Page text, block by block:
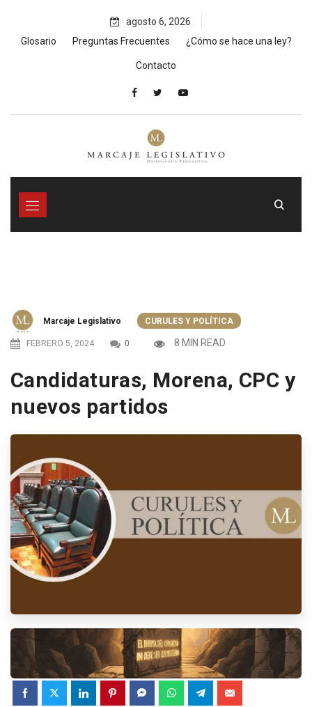
content
agosto 6, 2026
Glosario
Preguntas Frecuentes ¿Cómo se hace una ley?
Contacto
Marcaje Legislativo CURULES Y POLÍTICA
FEBRERO 5, 2024 0 8 MIN READ
Candidaturas, Morena, CPC y
nuevos partidos